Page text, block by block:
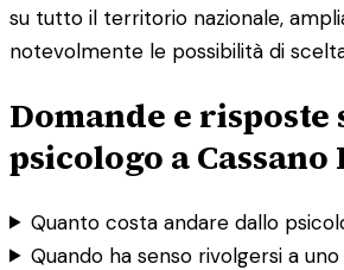
su tutto il territorio nazionale,
notevolmente le possibilità di
Domande e risposte
psicologo a
Quanto costa andare dallo
Quando ha senso rivolgersi a